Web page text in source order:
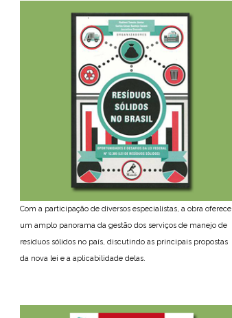
Com a participação de diversos especialistas, a obra oferece
um amplo panorama da gestão dos serviços de manejo de
resíduos sólidos no país, discutindo as principais propostas
da nova lei e a aplicabilidade delas.